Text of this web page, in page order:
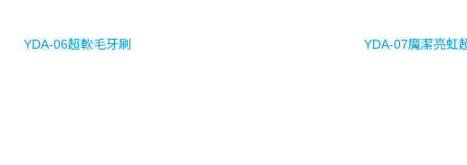
YDA-06超軟毛牙刷 YDA-07魔潔亮虹